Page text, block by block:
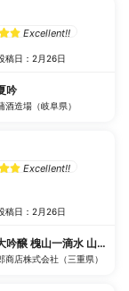
Excellent!!
稿日：2月26日
吟
酒造場（岐阜県）
Excellent!!
稿日：2月26日
吟醸 槐山一滴水 山田錦
商店株式会社（三重県）